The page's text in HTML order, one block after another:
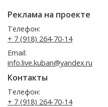
Реклама на проекте
Телефон:
+ 7 (918) 264-70-14
Email:
info.live.kuban@yandex.ru
Контакты
Телефон:
+ 7 (918) 264-70-14